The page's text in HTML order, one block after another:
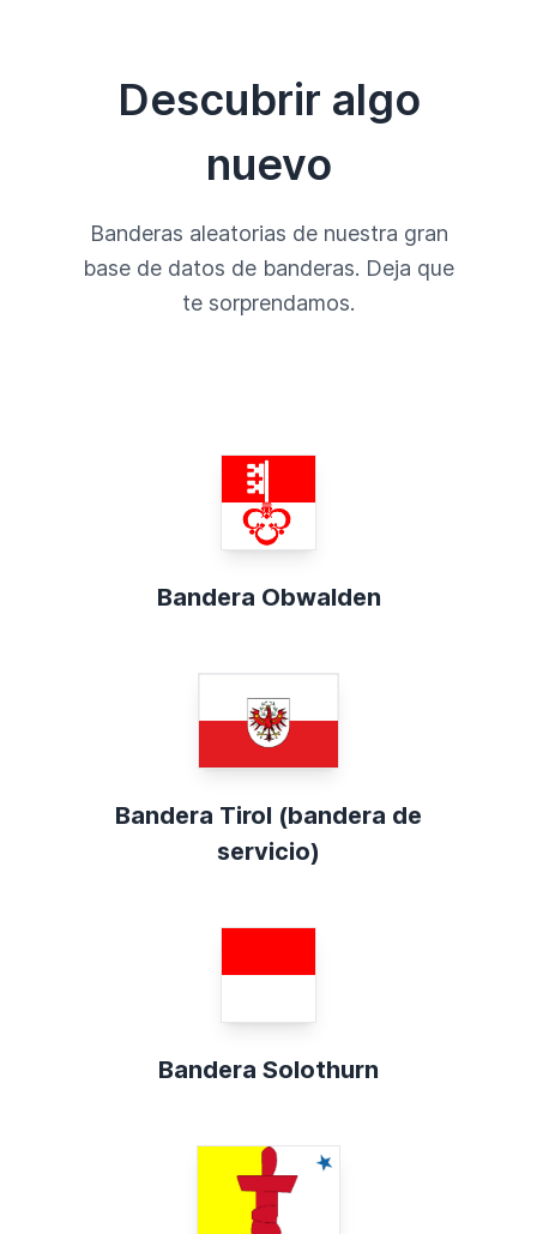
Descubrir algo
nuevo
Banderas aleatorias de nuestra gran
base de datos de banderas. Deja que
te sorprendamos.
Bandera Obwalden
Bandera Tirol (bandera de
servicio)
Bandera Solothurn